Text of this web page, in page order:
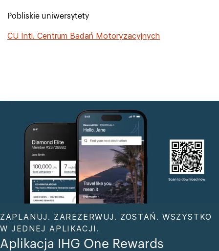
Pobliskie uniwersytety
CU Intl. Centrum Badań Motoryzacyjnych
ZAPLANUJ. ZAREZERWUJ. ZOSTAŃ. WSZYSTKO
W JEDNEJ APLIKACJI.
Aplikacja IHG One Rewards